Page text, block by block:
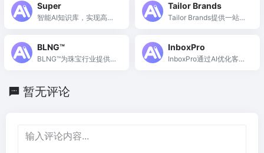
明智的投注决策。
Super
智能AI知识库，实现高效
Tailor Brands
Tailor Brands提供一站式
BLNG™
BLNG™为珠宝行业提供智
InboxPro
InboxPro通过AI优化客户
暂无评论